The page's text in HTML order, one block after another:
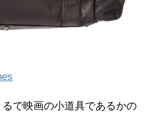
で映画の小道具であるかの